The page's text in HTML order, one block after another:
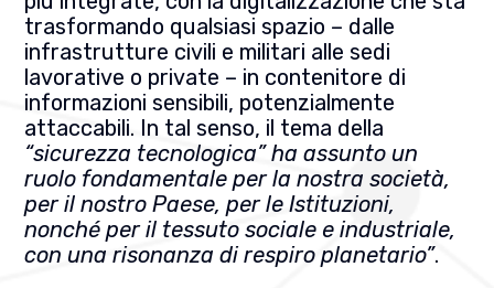
trasformando qualsiasi spazio – dalle
infrastrutture civili e militari alle sedi
lavorative o private – in contenitore di
informazioni sensibili, potenzialmente
attaccabili. In tal senso, il tema della
“sicurezza tecnologica” ha assunto un
ruolo fondamentale per la nostra società,
per il nostro Paese, per le Istituzioni,
nonché per il tessuto sociale e industriale,
con una risonanza di respiro planetario”.